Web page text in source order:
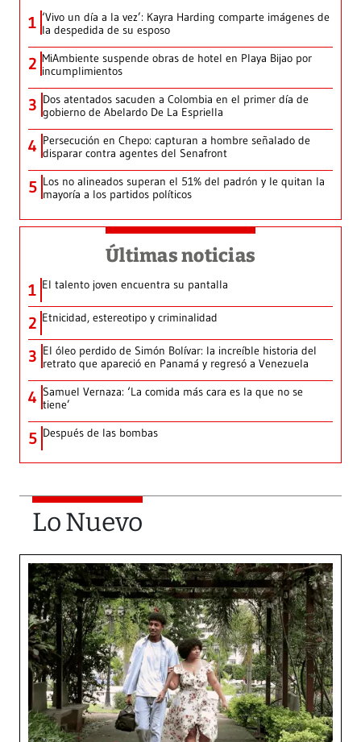
1 ‘Vivo un día a la vez’: Kayra Harding comparte imágenes de
la despedida de su esposo
2 MiAmbiente suspende obras de hotel en Playa Bijao por
incumplimientos
3 Dos atentados sacuden a Colombia en el primer día de
gobierno de Abelardo De La Espriella
4 Persecución en Chepo: capturan a hombre señalado de
disparar contra agentes del Senafront
5 Los no alineados superan el 51% del padrón y le quitan la
mayoría a los partidos políticos
Últimas noticias
1 El talento joven encuentra su pantalla​
2 Etnicidad, estereotipo y criminalidad
3 El óleo perdido de Simón Bolívar: la increíble historia del
retrato que apareció en Panamá y regresó a Venezuela
4 Samuel Vernaza: ‘La comida más cara es la que no se
tiene’
5 Después de las bombas
Lo Nuevo